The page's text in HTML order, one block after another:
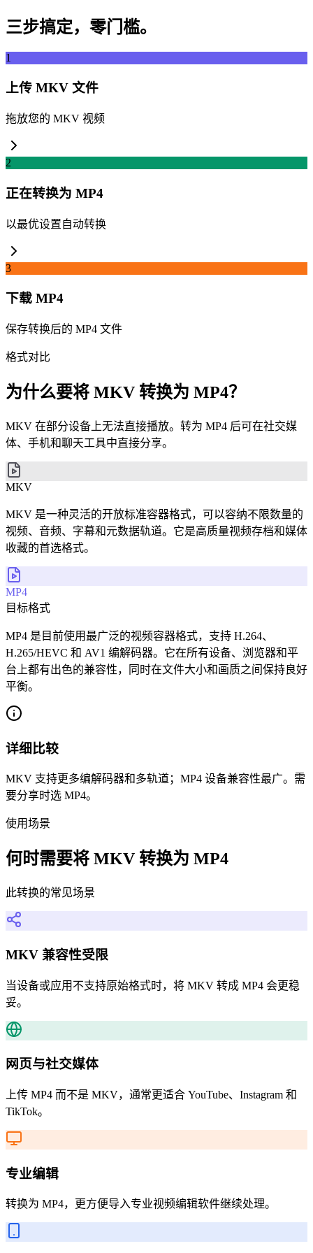
三步搞定，零门槛。
1
上传 MKV 文件
拖放您的 MKV 视频
2
正在转换为 MP4
以最优设置自动转换
3
下载 MP4
保存转换后的 MP4 文件
格式对比
为什么要将 MKV 转换为 MP4？
MKV 在部分设备上无法直接播放。转为 MP4 后可在社交媒
体、手机和聊天工具中直接分享。
MKV
MKV 是一种灵活的开放标准容器格式，可以容纳不限数量的
视频、音频、字幕和元数据轨道。它是高质量视频存档和媒体
收藏的首选格式。
MP4
目标格式
MP4 是目前使用最广泛的视频容器格式，支持 H.264、
H.265/HEVC 和 AV1 编解码器。它在所有设备、浏览器和平
台上都有出色的兼容性，同时在文件大小和画质之间保持良好
平衡。
详细比较
MKV 支持更多编解码器和多轨道；MP4 设备兼容性最广。需
要分享时选 MP4。
使用场景
何时需要将 MKV 转换为 MP4
此转换的常见场景
MKV 兼容性受限
当设备或应用不支持原始格式时，将 MKV 转成 MP4 会更稳
妥。
网页与社交媒体
上传 MP4 而不是 MKV，通常更适合 YouTube、Instagram 和
TikTok。
专业编辑
转换为 MP4，更方便导入专业视频编辑软件继续处理。